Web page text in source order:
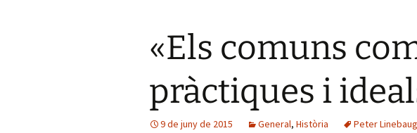
«Els comuns
pràctiques i
9 de juny de 2015 General, Història Peter